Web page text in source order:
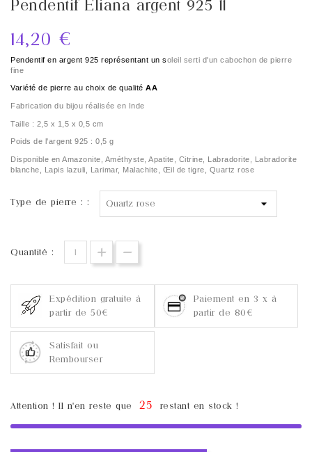
Pendentif Eliana argent 925 11
14,20 €
Pendentif en argent 925 représentant un soleil serti d'un cabochon de pierre
fine
Variété de pierre au choix de qualité AA
Fabrication du bijou réalisée en Inde
Taille : 2,5 x 1,5 x 0,5 cm
Poids de l'argent 925 : 0,5 g
Disponible en Amazonite, Améthyste, Apatite, Citrine, Labradorite, Labradorite
blanche, Lapis lazuli, Larimar, Malachite, Œil de tigre, Quartz rose
Type de pierre : :
Quantité :
Expédition gratuite à
partir de 50€
Paiement en 3 x à
partir de 80€
Satisfait ou
Rembourser
Attention ! Il n'en reste que 25 restant en stock !